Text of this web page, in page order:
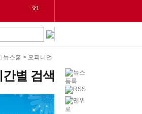
1
3
2
1
5
2
2
뉴스홈 > 오피니언